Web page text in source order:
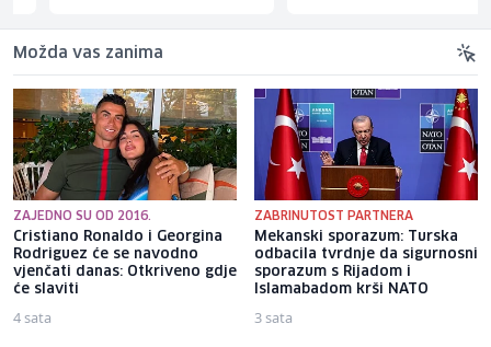
Možda vas zanima
ZAJEDNO SU OD 2016.
Cristiano Ronaldo i Georgina
Rodriguez će se navodno
vjenčati danas: Otkriveno gdje
će slaviti
4 sata
ZABRINUTOST PARTNERA
Mekanski sporazum: Turska
odbacila tvrdnje da sigurnosni
sporazum s Rijadom i
Islamabadom krši NATO
3 sata